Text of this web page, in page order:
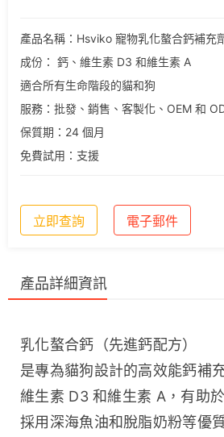
產品名稱：Hsviko 寵物乳化螯合鈣補充
成份： 鈣、維生素 D3 和維生素 A
適合所有生命階段的貓和狗
服務：批發、銷售、客製化、OEM 和
保質期：24 個月
免費試用：支援
立即查詢 電子郵件
產品詳細資訊
乳化螯合鈣（先進鈣配方）
是專為貓狗設計的高效能鈣補
維生素 D3 和維生素 A，有助
採用深海魚油和脫脂奶粉等優